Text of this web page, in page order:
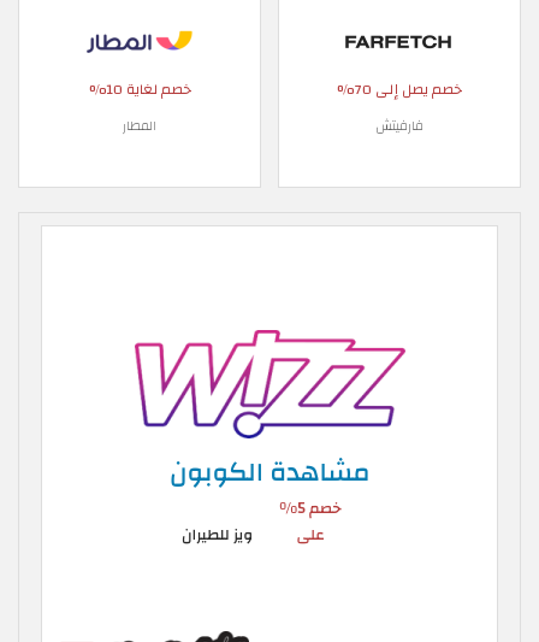
خصم يصل إلى 70%
فارفيتش
خصم لغاية 10%
المطار